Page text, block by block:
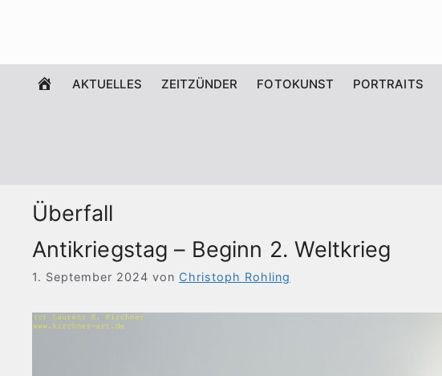
WILLKOMMEN
AKTUELLES ZEITZÜNDER FOTOKUNST PORTRAITS
Überfall
Antikriegstag – Beginn 2. Weltkrieg
1. September 2024 von Christoph Rohling